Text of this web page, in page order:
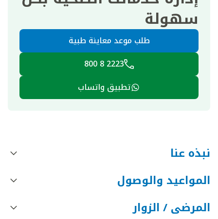
سهولة
طلب موعد معاينة طبية
2223 8 800
تطبيق واتساب
نبذه عنا
المواعيد والوصول
المرضى / الزوار